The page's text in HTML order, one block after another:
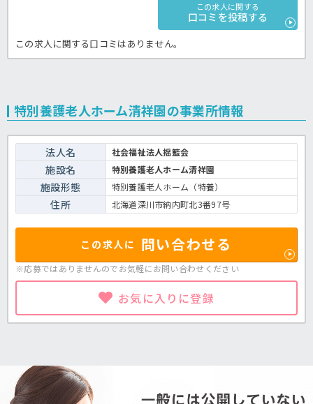
この求人に関する
口コミを投稿する
この求人に関する口コミはありません。
特別養護老人ホーム清祥園の事業所情報
法人名 社会福祉法人揺籃会
施設名 特別養護老人ホーム清祥園
施設形態 特別養護老人ホーム（特養）
住所 北海道深川市納内町北3番97号
この求人に 問い合わせる
※応募ではありませんのでお気軽にお問い合わせください
お気に入りに登録